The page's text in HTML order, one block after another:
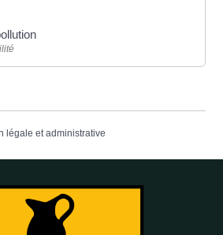
légale et administrative